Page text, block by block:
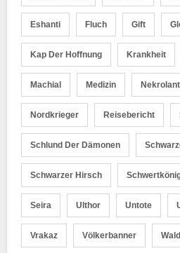
Eshanti Fluch Gift
Kap Der Hoffnung Krankheit
Machial Medizin
Nordkrieger Reisebericht
Schlund Der Dämonen
Schwarzer Hirsch
Seira Ulthor Untote
Vrakaz Völkerbanner Wald